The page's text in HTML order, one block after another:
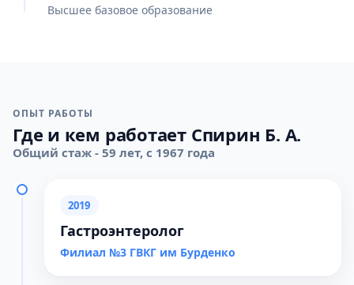
Высшее базовое образование
ОПЫТ РАБОТЫ
Где и кем работает Спирин Б. А.
Общий стаж - 59 лет, с 1967 года
2019
Гастроэнтеролог
Филиал №3 ГВКГ им Бурденко